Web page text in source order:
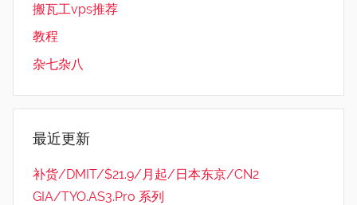
搬瓦工vps推荐
教程
杂七杂八
最近更新
补货/DMIT/$21.9/月起/日本东京/CN2
GIA/TYO.AS3.Pro 系列